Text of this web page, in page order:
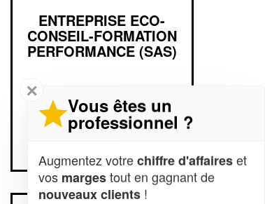
ENTREPRISE ECO-
CONSEIL-FORMATION
PERFORMANCE (SAS)
111 Boulevard Du Marechal
Juin
78200 Mantes-la-Jolie
✕
Vous êtes un
professionnel ?
Augmentez votrechiffre d'affaireset
vos margestout en gagnant de
nouveaux clients !